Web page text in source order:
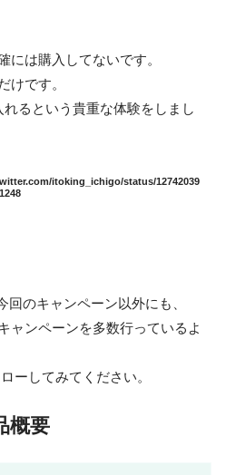
には購入してないです。
けです。
るという貴重な体験をしまし
itoking_ichigo/status/12742039
のキャンペーン以外にも、
ャンペーンを多数行っているよ
ーしてみてください。
概要